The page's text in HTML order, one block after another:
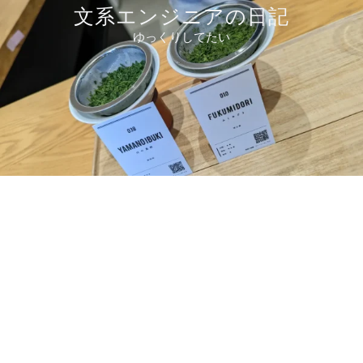
テ
ツ
へ
ス
ッ
プ
文系エンジニアの日記
ゆっくりしてたい